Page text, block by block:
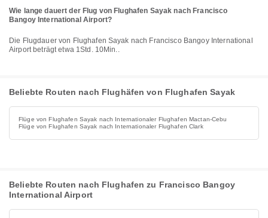
Wie lange dauert der Flug von Flughafen Sayak nach Francisco
Bangoy International Airport?
Die Flugdauer von Flughafen Sayak nach Francisco Bangoy International
Airport beträgt etwa 1Std. 10Min..
Beliebte Routen nach Flughäfen von Flughafen Sayak
Flüge von Flughafen Sayak nach Internationaler Flughafen Mactan-Cebu
Flüge von Flughafen Sayak nach Internationaler Flughafen Clark
Beliebte Routen nach Flughafen zu Francisco Bangoy
International Airport